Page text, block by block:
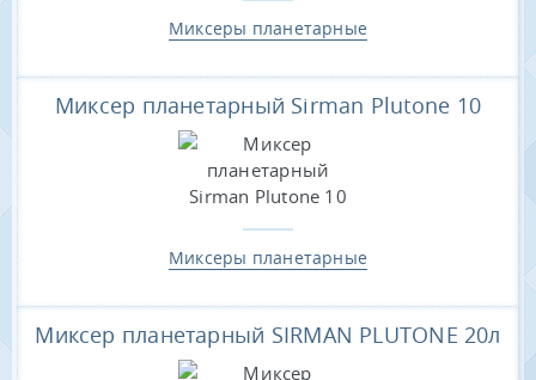
Миксеры планетарные
Миксер планетарный Sirman Plutone 10
Миксеры планетарные
Миксер планетарный SIRMAN PLUTONE 20л